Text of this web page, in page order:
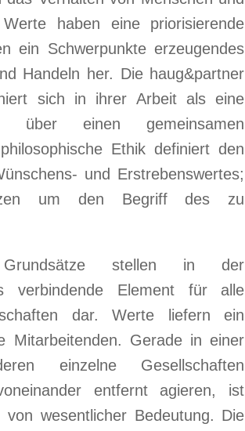
haben eine priorisierende
ein Schwerpunkte erzeugendes
Handeln her. Die haug&partner
sich in ihrer Arbeit als eine
über einen gemeinsamen
Ethik definiert den
und Erstrebenswertes;
um den Begriff des zu
Grundsätze stellen in der
verbindende Element für alle
dar. Werte liefern ein
Mitarbeitenden. Gerade in einer
einzelne Gesellschaften
entfernt agieren, ist
von wesentlicher Bedeutung. Die